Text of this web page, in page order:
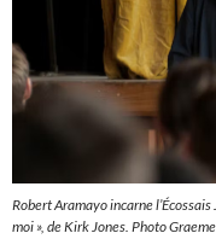
Robert Aramayo incarne
moi », de Kirk Jones. Photo